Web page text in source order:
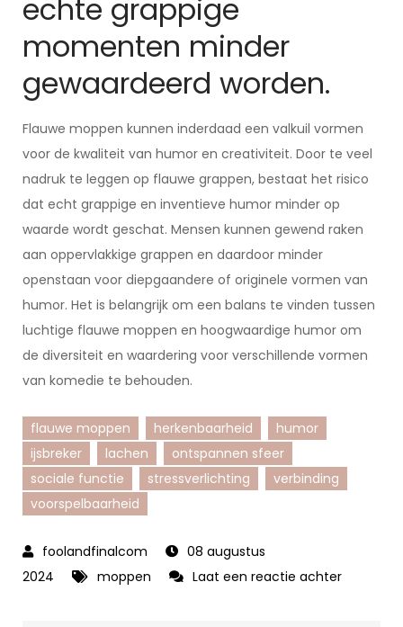
echte grappige
momenten minder
gewaardeerd worden.
Flauwe moppen kunnen inderdaad een valkuil vormen
voor de kwaliteit van humor en creativiteit. Door te veel
nadruk te leggen op flauwe grappen, bestaat het risico
dat echt grappige en inventieve humor minder op
waarde wordt geschat. Mensen kunnen gewend raken
aan oppervlakkige grappen en daardoor minder
openstaan voor diepgaandere of originele vormen van
humor. Het is belangrijk om een balans te vinden tussen
luchtige flauwe moppen en hoogwaardige humor om
de diversiteit en waardering voor verschillende vormen
van komedie te behouden.
flauwe moppen herkenbaarheid
humor
ijsbreker
lachen
ontspannen sfeer
sociale functie
stressverlichting
verbinding
voorspelbaarheid
08 augustus
2024
moppen Laat een reactie achterop